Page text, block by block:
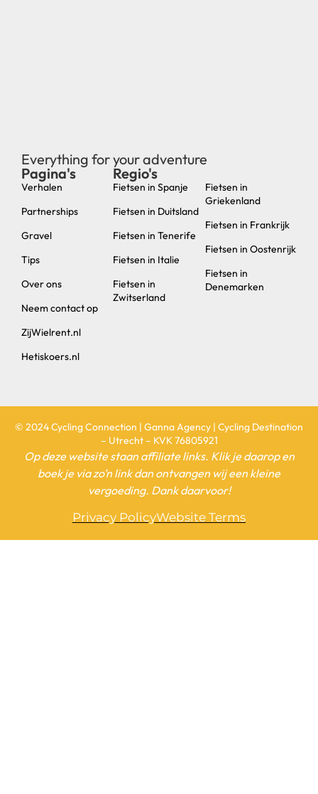
Everything for your adventure
Pagina's
Verhalen
Partnerships
Gravel
Tips
Over ons
Neem contact op
ZijWielrent.nl
Hetiskoers.nl
Regio's
Fietsen in Spanje
Fietsen in Duitsland
Fietsen in Tenerife
Fietsen in Italie
Fietsen in
Zwitserland
Fietsen in
Griekenland
Fietsen in Frankrijk
Fietsen in Oostenrijk
Fietsen in
Denemarken
© 2024 Cycling Connection | Ganna Agency | Cycling Destination
– Utrecht – KVK 76805921
Op deze website staan affiliate links. Klik je daarop en
boek je via zo’n link dan ontvangen wij een kleine
vergoeding. Dank daarvoor!
Privacy PolicyWebsite Terms